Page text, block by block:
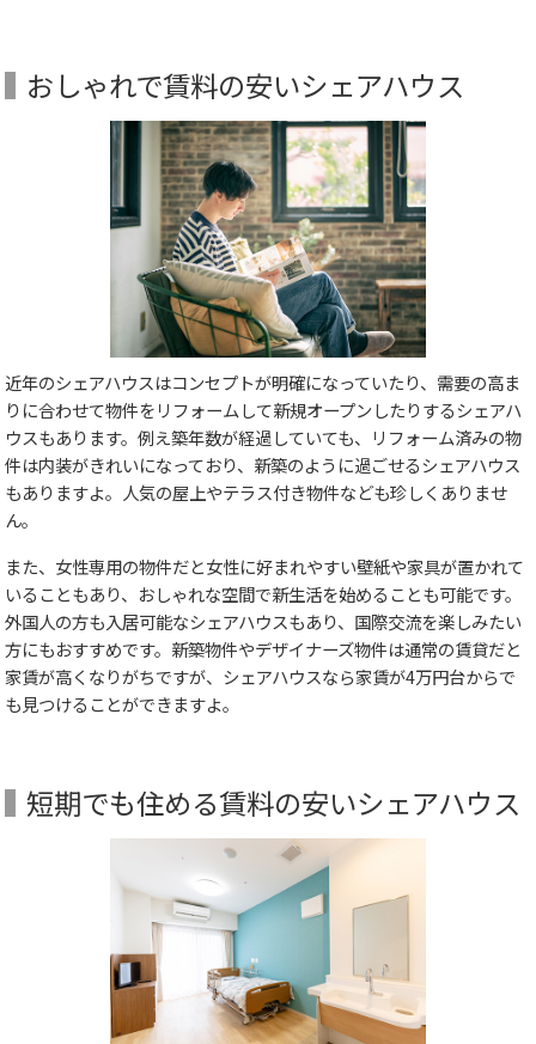
おしゃれで賃料の安いシェアハウス
近年のシェアハウスはコンセプトが明確になっていたり、需要の高ま
りに合わせて物件をリフォームして新規オープンしたりするシェアハ
ウスもあります。例え築年数が経過していても、リフォーム済みの物
件は内装がきれいになっており、新築のように過ごせるシェアハウス
もありますよ。人気の屋上やテラス付き物件なども珍しくありませ
ん。
また、女性専用の物件だと女性に好まれやすい壁紙や家具が置かれて
いることもあり、おしゃれな空間で新生活を始めることも可能です。
外国人の方も入居可能なシェアハウスもあり、国際交流を楽しみたい
方にもおすすめです。新築物件やデザイナーズ物件は通常の賃貸だと
家賃が高くなりがちですが、シェアハウスなら家賃が4万円台からで
も見つけることができますよ。
短期でも住める賃料の安いシェアハウス